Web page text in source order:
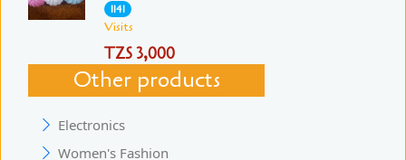
1141
Visits
TZS 3,000
Other products
Electronics
Women's Fashion